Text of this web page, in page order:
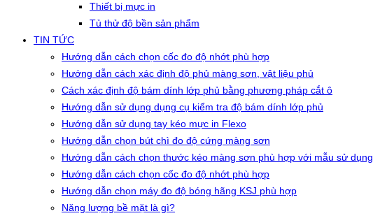
Thiết bị mực in
Tủ thử độ bền sản phẩm
TIN TỨC
Hướng dẫn cách chọn cốc đo độ nhớt phù hợp
Hướng dẫn cách xác định độ phủ màng sơn, vật liệu phủ
Cách xác định độ bám dính lớp phủ bằng phương pháp cắt ô
Hướng dẫn sử dụng dụng cụ kiểm tra độ bám dính lớp phủ
Hướng dẫn sử dụng tay kéo mực in Flexo
Hướng dẫn chọn bút chì đo độ cứng màng sơn
Hướng dẫn cách chọn thước kéo màng sơn phù hợp với mẫu sử dụng
Hướng dẫn cách chọn cốc đo độ nhớt phù hợp
Hướng dẫn chọn máy đo độ bóng hãng KSJ phù hợp
Năng lượng bề mặt là gì?